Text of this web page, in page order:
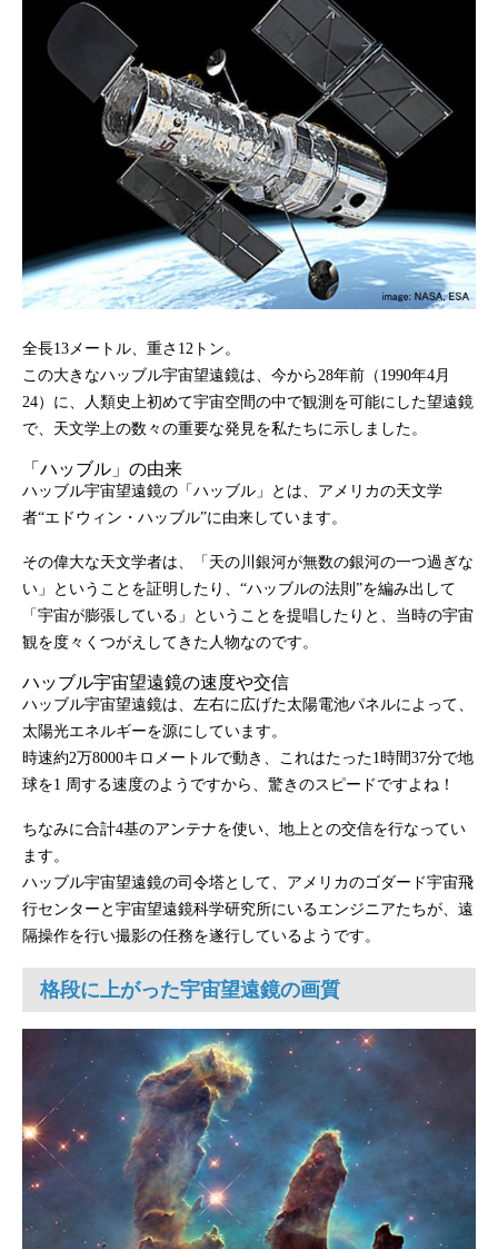
全長13メートル、重さ12トン。
この大きなハッブル宇宙望遠鏡は、今から28年前（1990年4月
24）に、人類史上初めて宇宙空間の中で観測を可能にした望遠鏡
で、天文学上の数々の重要な発見を私たちに示しました。
「ハッブル」の由来
ハッブル宇宙望遠鏡の「ハッブル」とは、アメリカの天文学
者“エドウィン・ハッブル”に由来しています。
その偉大な天文学者は、「天の川銀河が無数の銀河の一つ過ぎな
い」ということを証明したり、“ハッブルの法則”を編み出して
「宇宙が膨張している」ということを提唱したりと、当時の宇宙
観を度々くつがえしてきた人物なのです。
ハッブル宇宙望遠鏡の速度や交信
ハッブル宇宙望遠鏡は、左右に広げた太陽電池パネルによって、
太陽光エネルギーを源にしています。
時速約2万8000キロメートルで動き、これはたった1時間37分で地
球を1 周する速度のようですから、驚きのスピードですよね！
ちなみに合計4基のアンテナを使い、地上との交信を行なってい
ます。
ハッブル宇宙望遠鏡の司令塔として、アメリカのゴダード宇宙飛
行センターと宇宙望遠鏡科学研究所にいるエンジニアたちが、遠
隔操作を行い撮影の任務を遂行しているようです。
格段に上がった宇宙望遠鏡の画質